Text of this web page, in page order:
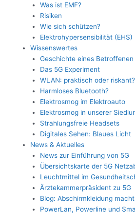
Was ist EMF?
Risiken
Wie sich schützen?
Elektrohypersensibilität (EHS)
Wissenswertes
Geschichte eines Betroffenen
Das 5G Experiment
WLAN: praktisch oder riskant?
Harmloses Bluetooth?
Elektrosmog im Elektroauto
Elektrosmog in unserer
Strahlungsfreie Headsets
Digitales Sehen: Blaues Licht
News & Aktuelles
News zur Einführung von 5G
Übersichtskarte der 5G
Leuchtmittel im
Ärztekammerpräsident zu 5G
Blog: Abschirmkleidung
PowerLan, Powerline und